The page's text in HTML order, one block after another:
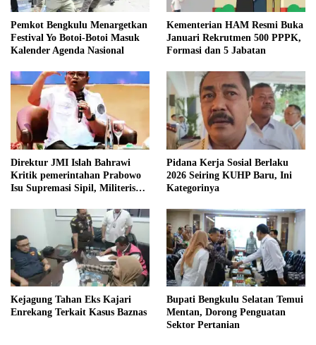
Pemkot Bengkulu Menargetkan
Festival Yo Botoi-Botoi Masuk
Kalender Agenda Nasional
Kementerian HAM Resmi Buka
Januari Rekrutmen 500 PPPK,
Formasi dan 5 Jabatan
Direktur JMI Islah Bahrawi
Kritik pemerintahan Prabowo
Isu Supremasi Sipil, Militerisasi,
Pidana Kerja Sosial Berlaku
2026 Seiring KUHP Baru, Ini
Kategorinya
Kejagung Tahan Eks Kajari
Enrekang Terkait Kasus Baznas
Bupati Bengkulu Selatan Temui
Mentan, Dorong Penguatan
Sektor Pertanian